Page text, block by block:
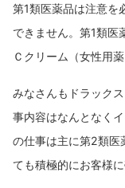
第1類医薬品は注意を
できません。第1類医
Ｃクリーム（女性用
みなさんもドラック
事内容はなんとなく
の仕事は主に第2類医
ても積極的にお客様